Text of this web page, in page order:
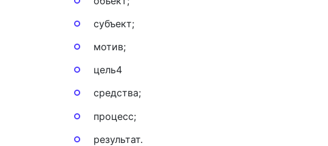
субъект;
мотив;
цель4
средства;
процесс;
результат.